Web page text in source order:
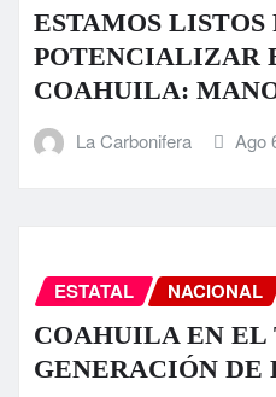
ESTAMOS LISTOS
POTENCIALIZAR
COAHUILA:
La Carbonifera Ago
ESTATAL NACIONAL
COAHUILA EN EL
GENERACIÓN DE